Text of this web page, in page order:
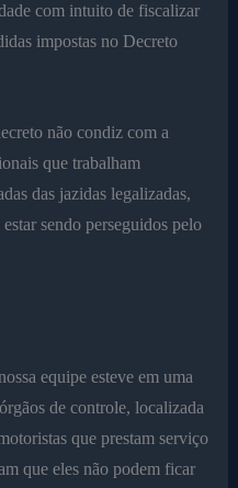
com intuito de fiscalizar
impostas no Decreto
não condiz com a
que trabalham
das jazidas legalizadas,
sendo perseguidos pelo
equipe esteve em uma
de controle, localizada
que prestam serviço
que eles não podem ficar